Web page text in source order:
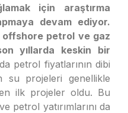
için araştırma
devam ediyor.
offshore petrol ve gaz
yıllarda keskin bir
petrol fiyatlarının dibi
su projeleri genellikle
ilk projeler oldu. Bu
petrol yatırımlarını da